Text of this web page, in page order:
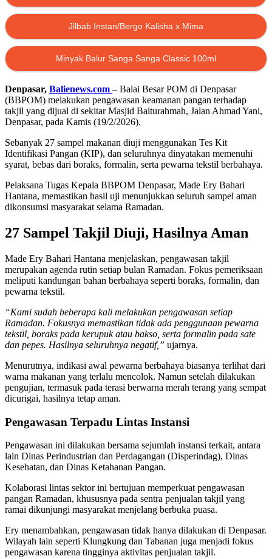
Jilbab Instan/Bergo Kalisha x Mima
Minyak Balur Sanga Sanga Classic 100ml
Denpasar, Balienews.com – Balai Besar POM di Denpasar
(BBPOM) melakukan pengawasan keamanan pangan terhadap
takjil yang dijual di sekitar Masjid Baiturahmah, Jalan Ahmad Yani,
Denpasar, pada Kamis (19/2/2026).
Sebanyak 27 sampel makanan diuji menggunakan Tes Kit
Identifikasi Pangan (KIP), dan seluruhnya dinyatakan memenuhi
syarat, bebas dari boraks, formalin, serta pewarna tekstil berbahaya.
Pelaksana Tugas Kepala BBPOM Denpasar, Made Ery Bahari
Hantana, memastikan hasil uji menunjukkan seluruh sampel aman
dikonsumsi masyarakat selama Ramadan.
27 Sampel Takjil Diuji, Hasilnya Aman
Made Ery Bahari Hantana menjelaskan, pengawasan takjil
merupakan agenda rutin setiap bulan Ramadan. Fokus pemeriksaan
meliputi kandungan bahan berbahaya seperti boraks, formalin, dan
pewarna tekstil.
“Kami sudah beberapa kali melakukan pengawasan setiap
Ramadan. Fokusnya memastikan tidak ada penggunaan pewarna
tekstil, boraks pada kerupuk atau bakso, serta formalin pada sate
dan pepes. Hasilnya seluruhnya negatif,” ujarnya.
Menurutnya, indikasi awal pewarna berbahaya biasanya terlihat dari
warna makanan yang terlalu mencolok. Namun setelah dilakukan
pengujian, termasuk pada terasi berwarna merah terang yang sempat
dicurigai, hasilnya tetap aman.
Pengawasan Terpadu Lintas Instansi
Pengawasan ini dilakukan bersama sejumlah instansi terkait, antara
lain Dinas Perindustrian dan Perdagangan (Disperindag), Dinas
Kesehatan, dan Dinas Ketahanan Pangan.
Kolaborasi lintas sektor ini bertujuan memperkuat pengawasan
pangan Ramadan, khususnya pada sentra penjualan takjil yang
ramai dikunjungi masyarakat menjelang berbuka puasa.
Ery menambahkan, pengawasan tidak hanya dilakukan di Denpasar.
Wilayah lain seperti Klungkung dan Tabanan juga menjadi fokus
pengawasan karena tingginya aktivitas penjualan takjil.